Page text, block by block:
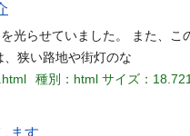
光らせていました。 また、こ
狭い路地や街灯のな
種別：html サイズ：